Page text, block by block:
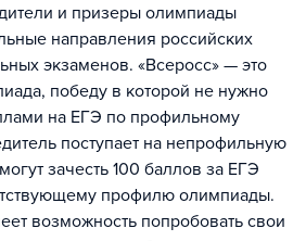
и призеры олимпиады
направления российских
экзаменов. «Всеросс» — это
победу в которой не нужно
на ЕГЭ по профильному
поступает на непрофильную
зачесть 100 баллов за ЕГЭ
профилю олимпиады.
возможность попробовать свои